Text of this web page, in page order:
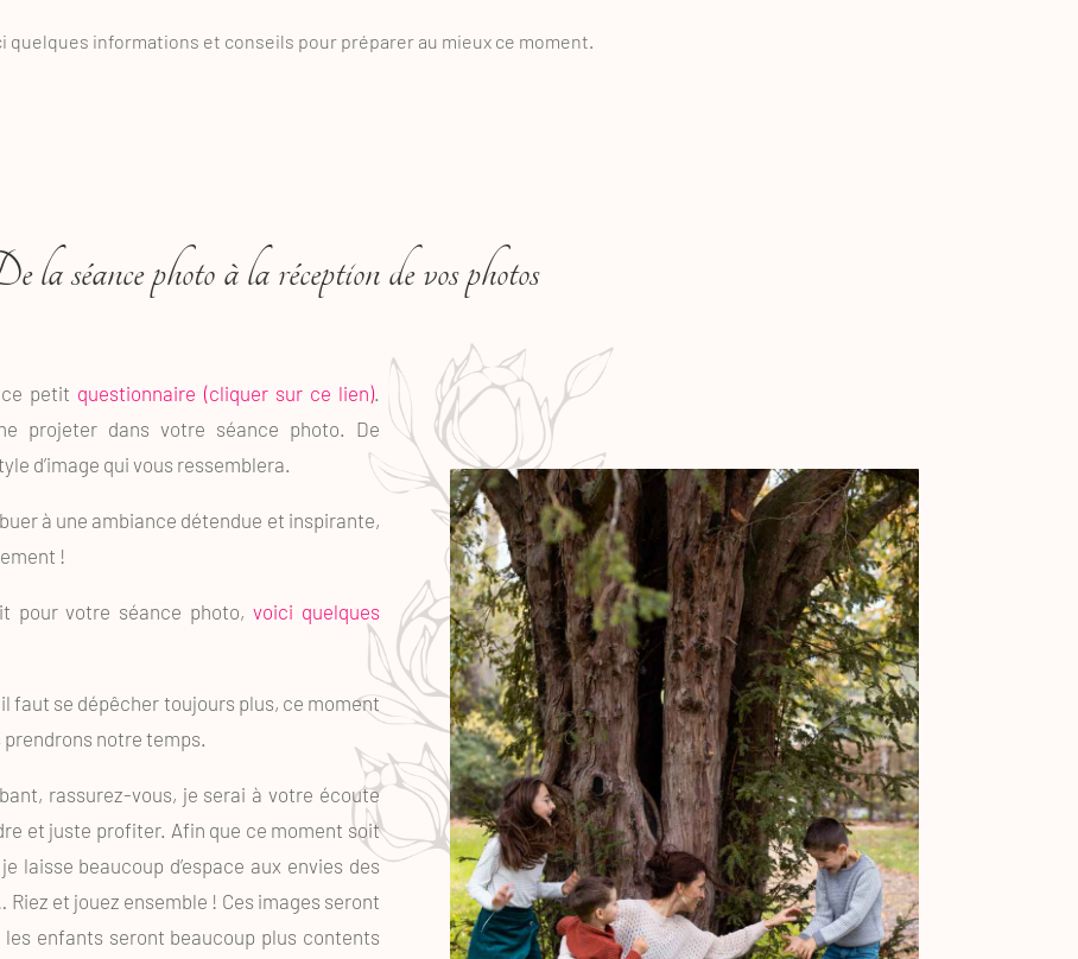
quelques informations et conseils pour préparer au mieux ce moment.
la séance photo à la réception de vos photos
petit questionnaire (cliquer sur ce lien).
projeter dans votre séance photo. De
d’image qui vous ressemblera.
à une ambiance détendue et inspirante,
!
pour votre séance photo, voici quelques
faut se dépêcher toujours plus, ce moment
notre temps.
rassurez-vous, je serai à votre écoute
et juste profiter. Afin que ce moment soit
laisse beaucoup d’espace aux envies des
et jouez ensemble ! Ces images seront
enfants seront beaucoup plus contents